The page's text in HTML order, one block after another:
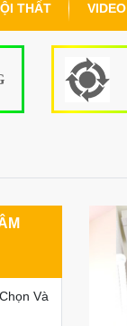
THẤT VIDEO
Và